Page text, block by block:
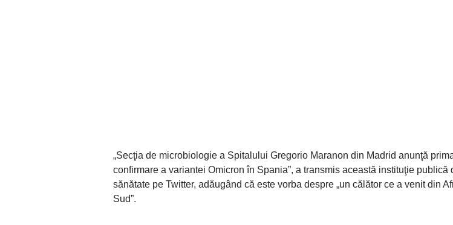
„Secţia de microbiologie a Spitalului Gregorio Maranon din Madrid anunţă
confirmare a variantei Omicron în Spania”, a transmis această instituţie publică
sănătate pe Twitter, adăugând că este vorba despre „un călător ce a venit din
Sud”.